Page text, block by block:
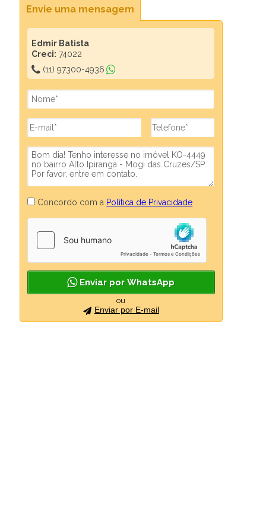
Envie uma mensagem
Edmir Batista
Creci: 74022
(11) 97300-4936
Concordo com a Política de Privacidade
Enviar por WhatsApp
ou
Enviar por E-mail